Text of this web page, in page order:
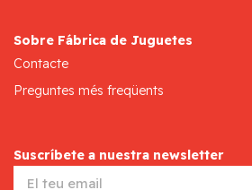
Sobre Fábrica de Juguetes
Contacte
Preguntes més freqüents
Suscríbete a nuestra newsletter